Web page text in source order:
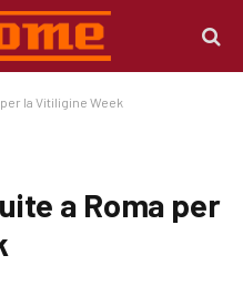
la Vitiligine Week
a Roma per